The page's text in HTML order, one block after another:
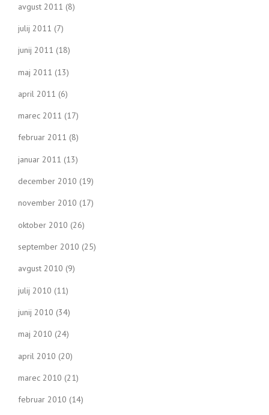
avgust 2011 (8)
julij 2011 (7)
junij 2011 (18)
maj 2011 (13)
april 2011 (6)
marec 2011 (17)
februar 2011 (8)
januar 2011 (13)
december 2010 (19)
november 2010 (17)
oktober 2010 (26)
september 2010 (25)
avgust 2010 (9)
julij 2010 (11)
junij 2010 (34)
maj 2010 (24)
april 2010 (20)
marec 2010 (21)
februar 2010 (14)